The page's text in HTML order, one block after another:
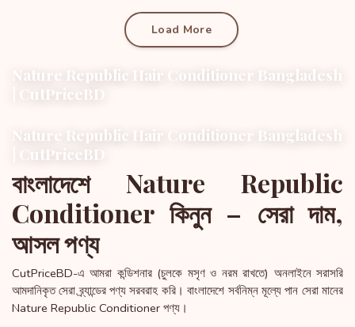
Load More
Nature Republic Hair Conditioner Bangladesh
| CutPriceBD
Nature Republic Hair Conditioner Bangladesh
| CutPriceBD
বাংলাদেশে Nature Republic
Conditioner কিনুন – সেরা দাম,
আসল পণ্য
CutPriceBD-এ আমরা কন্ডিশনার (চুলকে মসৃণ ও নরম রাখতে) অনলাইনে সরাসরি
আমদানিকৃত সেরা ব্র্যান্ডের পণ্য সরবরাহ করি। বাংলাদেশে সর্বনিম্ন মূল্যে পান সেরা মানের
Nature Republic Conditioner পণ্য।